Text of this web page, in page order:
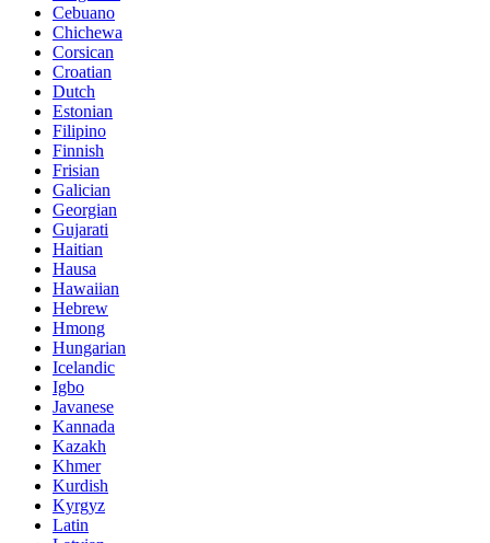
Cebuano
Chichewa
Corsican
Croatian
Dutch
Estonian
Filipino
Finnish
Frisian
Galician
Georgian
Gujarati
Haitian
Hausa
Hawaiian
Hebrew
Hmong
Hungarian
Icelandic
Igbo
Javanese
Kannada
Kazakh
Khmer
Kurdish
Kyrgyz
Latin